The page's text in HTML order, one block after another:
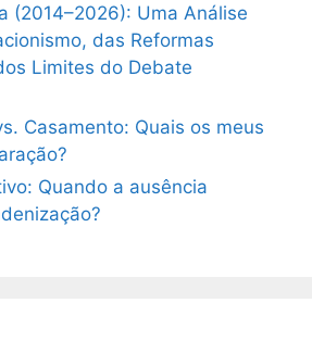
(2014–2026): Uma Análise
das Reformas
Limites do Debate
Casamento: Quais os meus
Quando a ausência